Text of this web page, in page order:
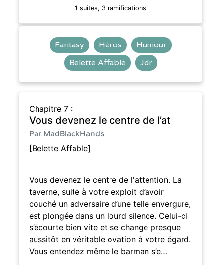
1 suites, 3 ramifications
Fantasy Héros
Humour
Belette Affable
Jdr
Chapitre 7 :
Vous devenez le centre de l’at
Par MadBlackHands
[Belette Affable]
Vous devenez le centre de l'attention. La
taverne, suite à votre exploit d’avoir
couché un adversaire d’une telle envergure,
est plongée dans un lourd silence. Celui-ci
s’écourte bien vite et se change presque
aussitôt en véritable ovation à votre égard.
Vous entendez même le barman s’e…